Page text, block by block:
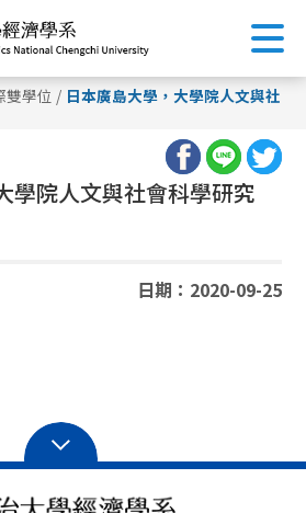
雙學位 / 日本廣島大學，大學院人文與社
學院人文與社會科學研究
日期：2020-09-25